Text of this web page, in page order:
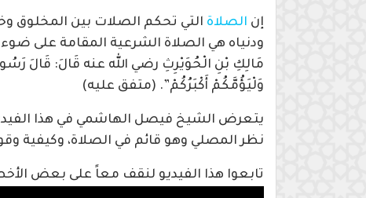
إن الصلاة التي تحكم الصلات بين المخلوق
ودنياه هي الصلاة الشرعية المقامة على
مَالِكِ بْنِ الْحُوَيْرِثِ رضي الله عنه قَالَ: قَالَ
وَلْيَؤُمَّكُمْ أَكْبَرُكُمْ”. (متفق عليه)
يتعرض الشيخ فيصل الهاشمي في هذا
نظر المصلي وهو قائم في الصلاة، وكيفية
تابعوا هذا الفيديو لنقف معاً على بعض